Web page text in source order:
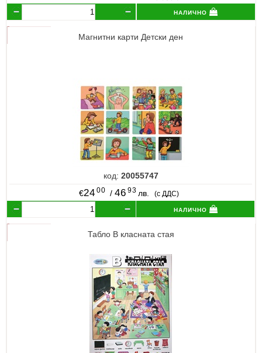
налично
Магнитни карти Детски ден
код: 20055747
€24 00 / 46 93 лв. (с ДДС)
налично
Табло В класната стая